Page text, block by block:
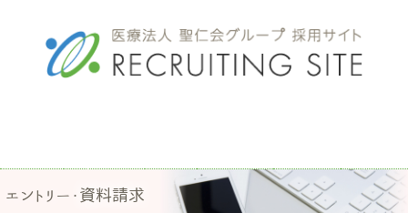
HOME
ト
RECRUIT
ー・
資料
セス
ACCESS
エントリー・資料請求